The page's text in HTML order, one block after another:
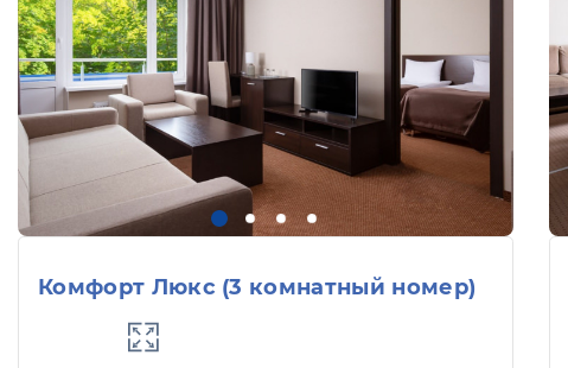
Комфорт Люкс (3 комнатный номер)